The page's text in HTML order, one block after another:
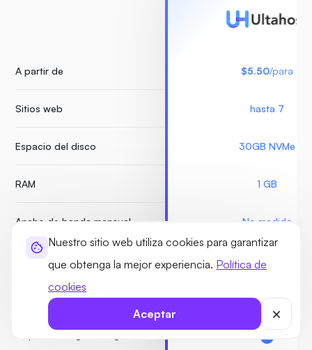
Nuestro sitio web utiliza cookies para garantizar
que obtenga la mejor experiencia. Política de
cookies
Aceptar
A partir de
Sitios web
Espacio del disco
RAM
Ancho de banda mensual
Seguridad Monrax
Imágenes
$5.50/para
hasta 7
30GB NVMe
1 GB
No medido
Ilimitado